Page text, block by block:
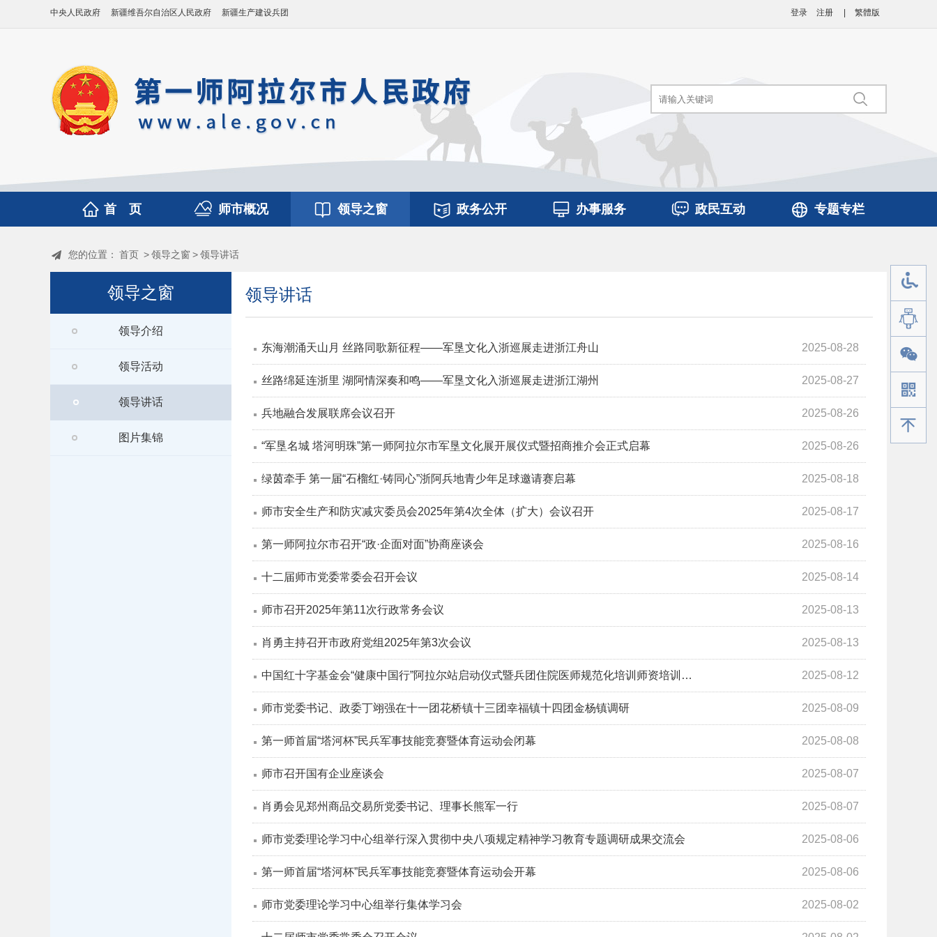
登录 注册 繁體版
中央人民政府 新疆维吾尔自治区人民政府 新疆生产建设兵团
首 页 师市概况 领导之窗 政务公开 办事服务 政民互动 专题专栏
您的位置： 首页 >领导之窗 >领导讲话
领导之窗
领导介绍
领导活动
领导讲话
图片集锦
领导讲话
2025-08-28
东海潮涌天山月 丝路同歌新征程——军垦文化入浙巡展走进浙江舟山
2025-08-27
丝路绵延连浙里 湖阿情深奏和鸣——军垦文化入浙巡展走进浙江湖州
2025-08-26
兵地融合发展联席会议召开
2025-08-26
“军垦名城 塔河明珠”第一师阿拉尔市军垦文化展开展仪式暨招商推介会正式启幕
2025-08-18
绿茵牵手 第一届“石榴红·铸同心”浙阿兵地青少年足球邀请赛启幕
2025-08-17
师市安全生产和防灾减灾委员会2025年第4次全体（扩大）会议召开
2025-08-16
第一师阿拉尔市召开“政·企面对面”协商座谈会
2025-08-14
十二届师市党委常委会召开会议
2025-08-13
师市召开2025年第11次行政常务会议
2025-08-13
肖勇主持召开市政府党组2025年第3次会议
2025-08-12
中国红十字基金会“健康中国行”阿拉尔站启动仪式暨兵团住院医师规范化培训师资培训…
2025-08-09
师市党委书记、政委丁翊强在十一团花桥镇十三团幸福镇十四团金杨镇调研
2025-08-08
第一师首届“塔河杯”民兵军事技能竞赛暨体育运动会闭幕
2025-08-07
师市召开国有企业座谈会
2025-08-07
肖勇会见郑州商品交易所党委书记、理事长熊军一行
2025-08-06
师市党委理论学习中心组举行深入贯彻中央八项规定精神学习教育专题调研成果交流会
2025-08-06
第一师首届“塔河杯”民兵军事技能竞赛暨体育运动会开幕
2025-08-02
师市党委理论学习中心组举行集体学习会
手机版